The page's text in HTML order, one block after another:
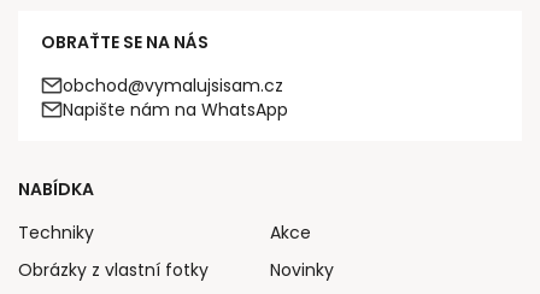
OBRAŤTE SE NA NÁS
obchod@vymalujsisam.cz
Napište nám na WhatsApp
NABÍDKA
Techniky
Obrázky z vlastní fotky
Akce
Novinky